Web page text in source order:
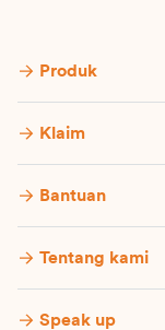
Produk
Klaim
Bantuan
Tentang kami
Speak up